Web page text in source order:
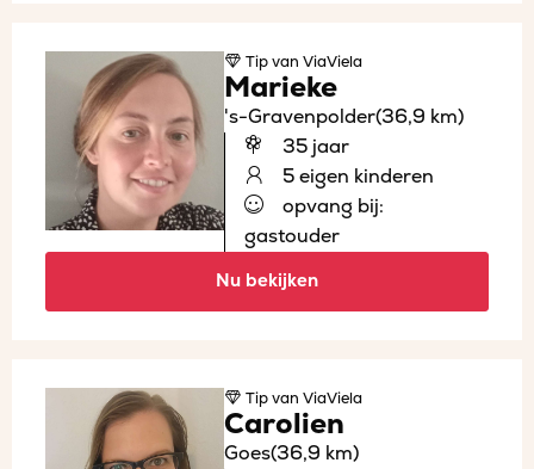
Tipvan ViaViela
Marieke
's-Gravenpolder(36,9 km)
35 jaar
5 eigen kinderen
opvang bij:
gastouder
Nu bekijken
Tipvan ViaViela
Carolien
Goes(36,9 km)